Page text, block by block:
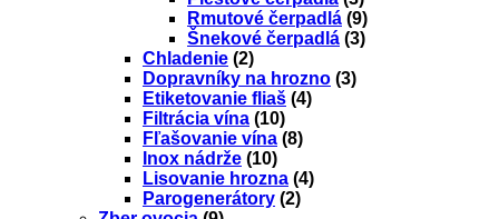
Rmutové čerpadlá (9)
Šnekové čerpadlá (3)
Chladenie (2)
Dopravníky na hrozno (3)
Etiketovanie fliaš (4)
Filtrácia vína (10)
Fľašovanie vína (8)
Inox nádrže (10)
Lisovanie hrozna (4)
Parogenerátory (2)